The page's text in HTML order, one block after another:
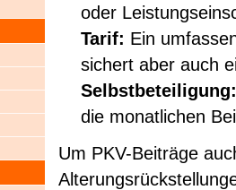
oder
Tarif: Ein
sichert aber auch
die monatlichen
Um PKV-Beiträge